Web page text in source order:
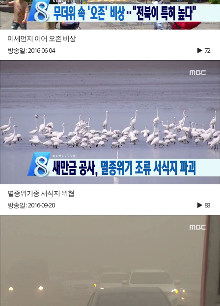
미세먼지 이어 오존 비상
방송일 : 2016-06-04 72
멸종위기종 서식지 위협
방송일 : 2016-09-20 83